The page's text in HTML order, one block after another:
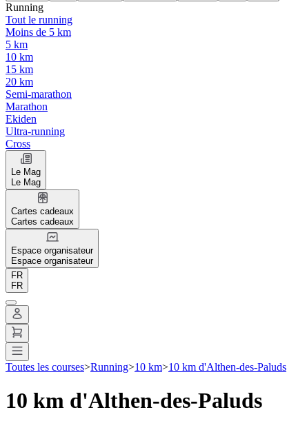
Running
Tout le running
Moins de 5 km
5 km
10 km
15 km
20 km
Semi-marathon
Marathon
Ekiden
Ultra-running
Cross
Le Mag
Le Mag
Cartes cadeaux
Cartes cadeaux
Espace organisateur
Espace organisateur
FR
FR
Toutes les courses>Running>10 km>10 km d'Althen-des-Paluds
10 km d'Althen-des-Paluds